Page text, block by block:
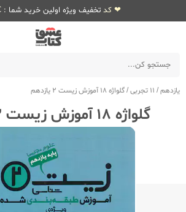
❤ کد تخفیف ویژه اولین خرید شما : KLC ❤
یازدهم/ 11 تجربی /گلواژه 18 آموزش زیست 2 یازدهم
گلواژه 18 آموزش زیست 2 یازدهم